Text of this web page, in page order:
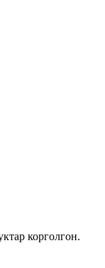
корголгон.